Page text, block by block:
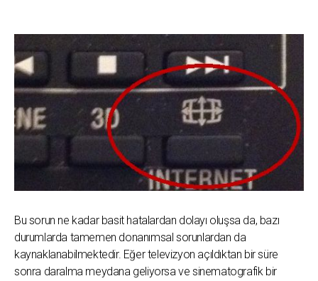
Bu sorun ne kadar basit hatalardan dolayı oluşsa da, bazı
durumlarda tamemen donanımsal sorunlardan da
kaynaklanabilmektedir. Eğer televizyon açıldıktan bir süre
sonra daralma meydana geliyorsa ve sinematografik bir